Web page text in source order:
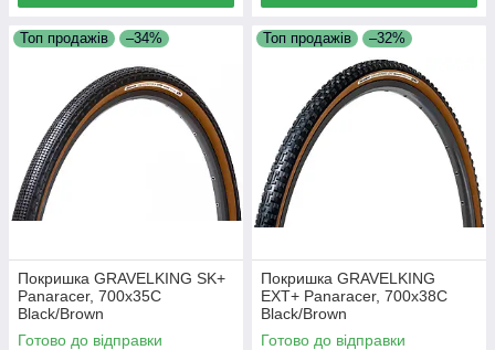
Топ продажів –34%
Покришка GRAVELKING SK+
Panaracer, 700x35C
Black/Brown
Готово до відправки
Топ продажів –32%
Покришка GRAVELKING
EXT+ Panaracer, 700x38C
Black/Brown
Готово до відправки